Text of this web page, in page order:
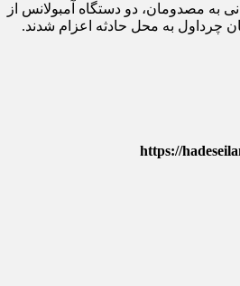
به مصدومان، دو دستگاه آمبولانس از
چرداول به محل حادثه اعزام شدند.
https://